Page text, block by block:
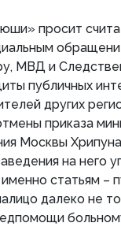
просит
МВД и
публичных
других
приказа
Москвы
на него
статьям –
далеко не